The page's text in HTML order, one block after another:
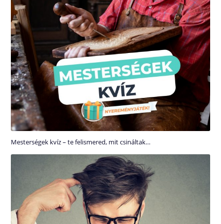
Mesterségek kvíz – te felismered, mit csináltak…